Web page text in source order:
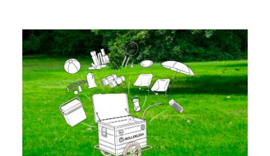
die
Quartiersgespräche
2026